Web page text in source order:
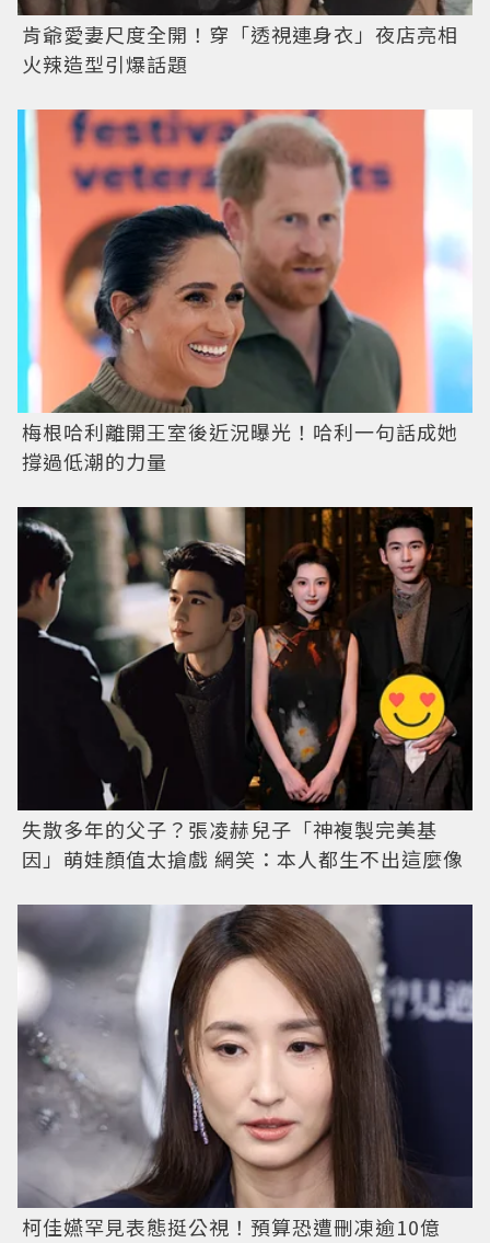
肯爺愛妻尺度全開！穿「透視連身衣」夜店亮相
火辣造型引爆話題
梅根哈利離開王室後近況曝光！哈利一句話成她
撐過低潮的力量
失散多年的父子？張凌赫兒子「神複製完美基
因」萌娃顏值太搶戲 網笑：本人都生不出這麼像
柯佳嬿罕見表態挺公視！預算恐遭刪凍逾10億